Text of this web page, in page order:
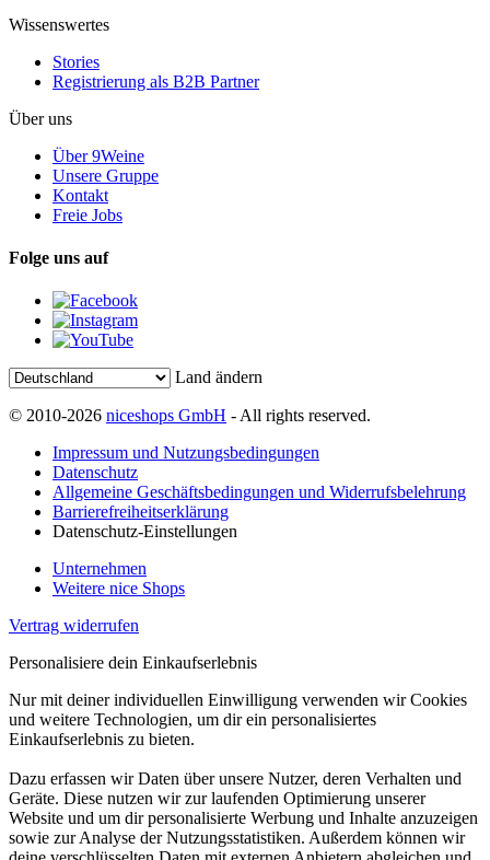
Wissenswertes
Stories
Registrierung als B2B Partner
Über uns
Über 9Weine
Unsere Gruppe
Kontakt
Freie Jobs
Folge uns auf
Land ändern
© 2010-2026 niceshops GmbH - All rights reserved.
Impressum und Nutzungsbedingungen
Datenschutz
Allgemeine Geschäftsbedingungen und Widerrufsbelehrung
Barrierefreiheitserklärung
Datenschutz-Einstellungen
Unternehmen
Weitere nice Shops
Vertrag widerrufen
Personalisiere dein Einkaufserlebnis
Nur mit deiner individuellen Einwilligung verwenden wir Cookies
und weitere Technologien, um dir ein personalisiertes
Einkaufserlebnis zu bieten.
Dazu erfassen wir Daten über unsere Nutzer, deren Verhalten und
Geräte. Diese nutzen wir zur laufenden Optimierung unserer
Website und um dir personalisierte Werbung und Inhalte anzuzeigen
sowie zur Analyse der Nutzungsstatistiken. Außerdem können wir